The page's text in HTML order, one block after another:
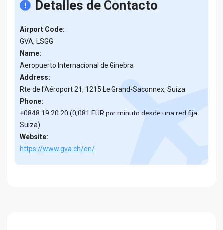
Detalles de Contacto
Airport Code:
GVA, LSGG
Name:
Aeropuerto Internacional de Ginebra
Address:
Rte de l'Aéroport 21, 1215 Le Grand-Saconnex, Suiza
Phone:
+0848 19 20 20 (0,081 EUR por minuto desde una red fija
Suiza)
Website:
https://www.gva.ch/en/